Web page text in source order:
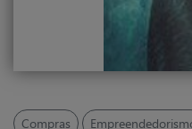
Compras